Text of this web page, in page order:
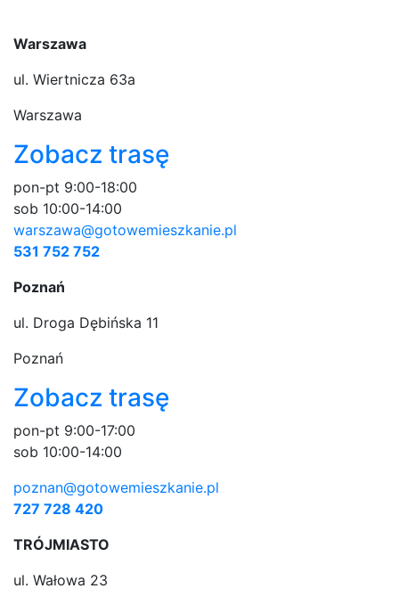
Warszawa
ul. Wiertnicza 63a
Warszawa
Zobacz trasę
pon-pt 9:00-18:00
sob 10:00-14:00
warszawa@gotowemieszkanie.pl
531 752 752
Poznań
ul. Droga Dębińska 11
Poznań
Zobacz trasę
pon-pt 9:00-17:00
sob 10:00-14:00
poznan@gotowemieszkanie.pl
727 728 420
TRÓJMIASTO
ul. Wałowa 23